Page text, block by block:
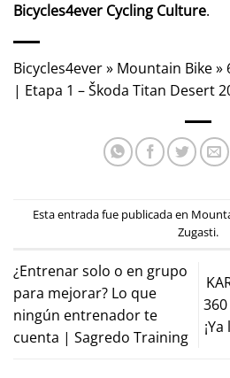
Bicycles4ever Cycling Culture.
Bicycles4ever» Mountain Bike»
| Etapa 1 – Škoda Titan Desert
Esta entrada fue publicada en
Zugasti.
¿Entrenar solo o en grupo
para mejorar? Lo que
ningún entrenador te
cuenta | Sagredo Training